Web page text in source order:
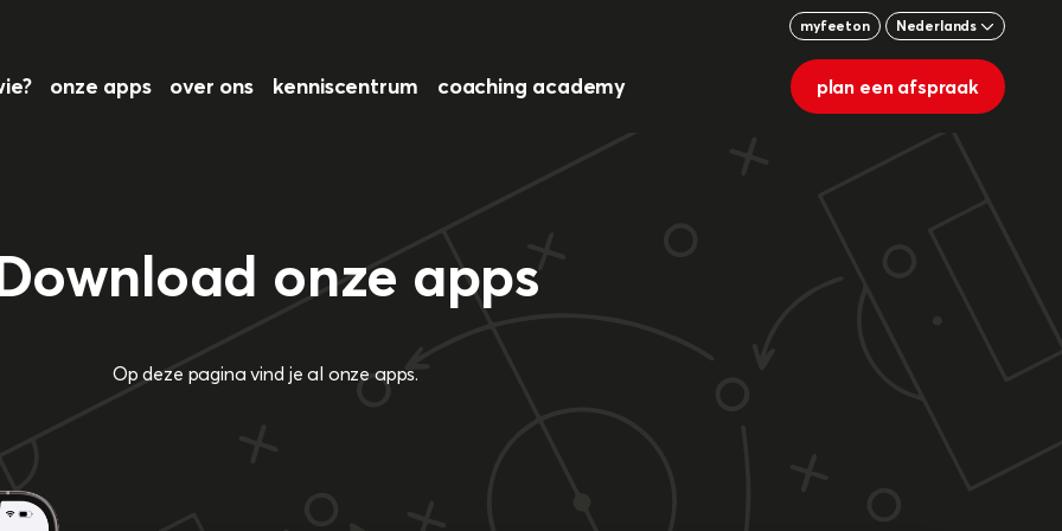
myfeeton Nederlands
onze apps over ons kenniscentrum coaching academy plan een afspraak
onze apps
Op deze pagina vind je al onze apps.